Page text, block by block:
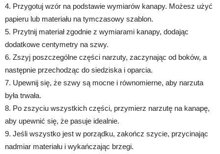
4. Przygotuj wzór na podstawie wymiarów kanapy. Możesz użyć
papieru lub materiału na tymczasowy szablon.
5. Przytnij materiał zgodnie z wymiarami kanapy, dodając
dodatkowe centymetry na szwy.
6. Zszyj poszczególne części narzuty, zaczynając od boków, a
następnie przechodząc do siedziska i oparcia.
7. Upewnij się, że szwy są mocne i równomierne, aby narzuta
była trwała.
8. Po zszyciu wszystkich części, przymierz narzutę na kanapę,
aby upewnić się, że pasuje idealnie.
9. Jeśli wszystko jest w porządku, zakończ szycie, przycinając
nadmiar materiału i wykańczając brzegi.